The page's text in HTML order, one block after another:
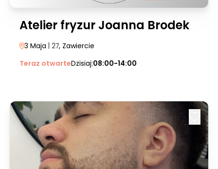
Atelier fryzur Joanna Brodek
3 Maja | 27, Zawiercie
Teraz otwarteDzisiaj:08:00-14:00